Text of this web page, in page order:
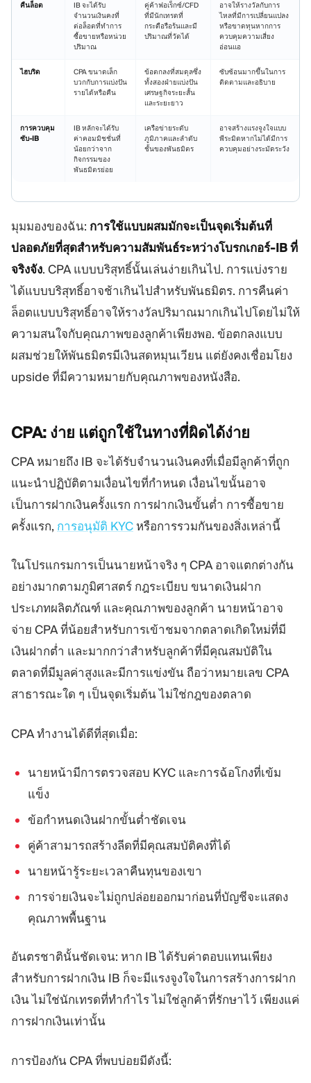
คืนล็อต
IB จะได้รับ
จำนวนเงินคงที่
ต่อล็อตที่ทำการ
ซื้อขายหรือหน่วย
ปริมาณ
คู่ค้าฟอเร็กซ์/CFD
ที่มีนักเทรดที่
กระตือรือร้นและมี
ปริมาณที่วัดได้
อาจให้รางวัลกับการ
ไหลที่มีการเปลี่ยนแปลง
หรือขาดทุนหากการ
ควบคุมความเสี่ยง
อ่อนแอ
ไฮบริด
CPA ขนาดเล็ก
บวกกับการแบ่งปัน
รายได้หรือคืน
ข้อตกลงที่สมดุลซึ่ง
ทั้งสองฝ่ายแบ่งปัน
เศรษฐกิจระยะสั้น
และระยะยาว
ซับซ้อนมากขึ้นในการ
ติดตามและอธิบาย
การควบคุม
ซับ-IB
IB หลักจะได้รับ
ค่าคอมมิชชั่นที่
น้อยกว่าจาก
กิจกรรมของ
พันธมิตรย่อย
เครือข่ายระดับ
ภูมิภาคและลำดับ
ชั้นของพันธมิตร
อาจสร้างแรงจูงใจแบบ
พีระมิดหากไม่ได้มีการ
ควบคุมอย่างระมัดระวัง
มุมมองของฉัน: การใช้แบบผสมมักจะเป็นจุดเริ่มต้นที่
ปลอดภัยที่สุดสำหรับความสัมพันธ์ระหว่างโบรกเกอร์-IB ที่
จริงจัง. CPA แบบบริสุทธิ์นั้นเล่นง่ายเกินไป. การแบ่งราย
ได้แบบบริสุทธิ์อาจช้าเกินไปสำหรับพันธมิตร. การคืนค่า
ล็อตแบบบริสุทธิ์อาจให้รางวัลปริมาณมากเกินไปโดยไม่ให้
ความสนใจกับคุณภาพของลูกค้าเพียงพอ. ข้อตกลงแบบ
ผสมช่วยให้พันธมิตรมีเงินสดหมุนเวียน แต่ยังคงเชื่อมโยง
upside ที่มีความหมายกับคุณภาพของหนังสือ.
CPA: ง่าย แต่ถูกใช้ในทางที่ผิดได้ง่าย
CPA หมายถึง IB จะได้รับจำนวนเงินคงที่เมื่อมีลูกค้าที่ถูก
แนะนำปฏิบัติตามเงื่อนไขที่กำหนด เงื่อนไขนั้นอาจ
เป็นการฝากเงินครั้งแรก การฝากเงินขั้นต่ำ การซื้อขาย
ครั้งแรก, การอนุมัติ KYC หรือการรวมกันของสิ่งเหล่านี้
ในโปรแกรมการเป็นนายหน้าจริง ๆ CPA อาจแตกต่างกัน
อย่างมากตามภูมิศาสตร์ กฎระเบียบ ขนาดเงินฝาก
ประเภทผลิตภัณฑ์ และคุณภาพของลูกค้า นายหน้าอาจ
จ่าย CPA ที่น้อยสำหรับการเข้าชมจากตลาดเกิดใหม่ที่มี
เงินฝากต่ำ และมากกว่าสำหรับลูกค้าที่มีคุณสมบัติใน
ตลาดที่มีมูลค่าสูงและมีการแข่งขัน ถือว่าหมายเลข CPA
สาธารณะใด ๆ เป็นจุดเริ่มต้น ไม่ใช่กฎของตลาด
CPA ทำงานได้ดีที่สุดเมื่อ:
นายหน้ามีการตรวจสอบ KYC และการฉ้อโกงที่เข้ม
แข็ง
ข้อกำหนดเงินฝากขั้นต่ำชัดเจน
คู่ค้าสามารถสร้างลีดที่มีคุณสมบัติคงที่ได้
นายหน้ารู้ระยะเวลาคืนทุนของเขา
การจ่ายเงินจะไม่ถูกปล่อยออกมาก่อนที่บัญชีจะแสดง
คุณภาพพื้นฐาน
อันตรชาตินั้นชัดเจน: หาก IB ได้รับค่าตอบแทนเพียง
สำหรับการฝากเงิน IB ก็จะมีแรงจูงใจในการสร้างการฝาก
เงิน ไม่ใช่นักเทรดที่ทำกำไร ไม่ใช่ลูกค้าที่รักษาไว้ เพียงแค่
การฝากเงินเท่านั้น
การป้องกัน CPA ที่พบบ่อยมีดังนี้: